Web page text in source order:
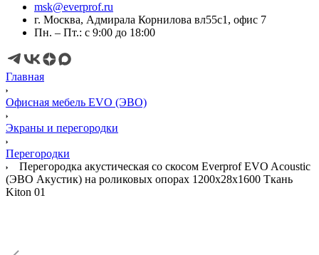
msk@everprof.ru
г. Москва, Адмирала Корнилова вл55с1, офис 7
Пн. – Пт.: с 9:00 до 18:00
Главная
Офисная мебель EVO (ЭВО)
Экраны и перегородки
Перегородки
Перегородка акустическая со скосом Everprof EVO Acoustic
(ЭВО Акустик) на роликовых опорах 1200х28х1600 Ткань
Kiton 01